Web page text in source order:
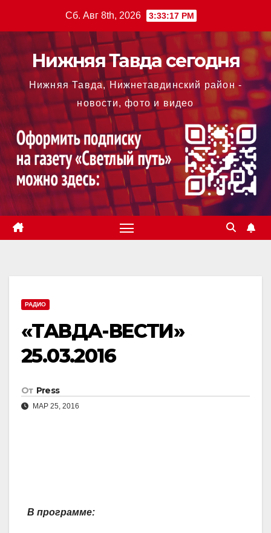
содержимому
Сб. Авг 8th, 2026 3:33:18 PM
Нижняя Тавда сегодня
Нижняя Тавда, Нижнетавдинский район -
новости, фото и видео
РАДИО
«ТАВДА-ВЕСТИ»
25.03.2016
От Press
МАР 25, 2016
В программе: